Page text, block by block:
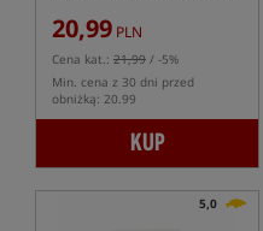
20,99 PLN
Cena kat.: 21,99 / -5%
Min. cena z 30 dni przed
obniżką: 20.99
KUP
5,0